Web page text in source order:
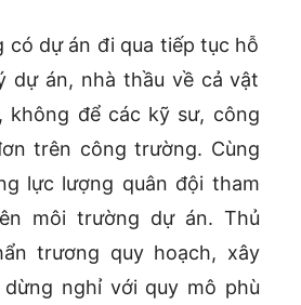
có dự án đi qua tiếp tục hỗ
dự án, nhà thầu về cả vật
không để các kỹ sư, công
trên công trường. Cùng
lực lượng quân đội tham
môi trường dự án. Thủ
trương quy hoạch, xây
nghỉ với quy mô phù